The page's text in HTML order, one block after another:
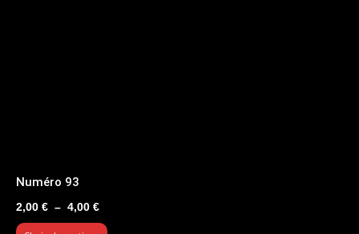
Numéro 93
2,00 € – 4,00 €Plage
de